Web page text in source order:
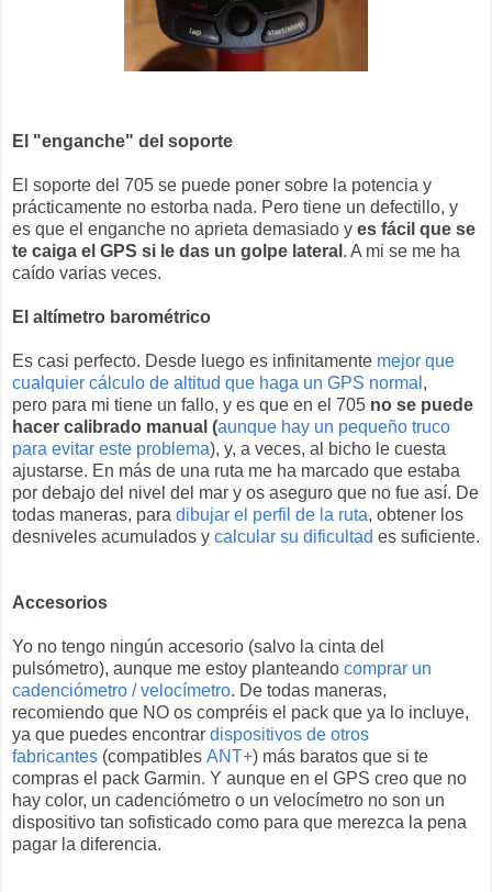
El "enganche" del soporte
El soporte del 705 se puede poner sobre la potencia y
prácticamente no estorba nada. Pero tiene un defectillo, y
es que el enganche no aprieta demasiado y es fácil que se
te caiga el GPS si le das un golpe lateral . A mi se me ha
caído varias veces.
El altímetro barométrico
Es casi perfecto. Desde luego es infinitamente mejor que
cualquier cálculo de altitud que haga un GPS normal ,
pero para mi tiene un fallo, y es que en el 705 no se puede
hacer calibrado manual (aunque hay un pequeño truco
para evitar este problema), y, a veces, al bicho le cuesta
ajustarse. En más de una ruta me ha marcado que estaba
por debajo del nivel del mar y os aseguro que no fue así. De
todas maneras, para dibujar el perfil de la ruta, obtener los
desniveles acumulados y calcular su dificultad es suficiente.
Accesorios
Yo no tengo ningún accesorio (salvo la cinta del
pulsómetro), aunque me estoy planteando comprar un
cadenciómetro / velocímetro. De todas maneras,
recomiendo que NO os compréis el pack que ya lo incluye,
ya que puedes encontrar dispositivos de otros
fabricantes (compatibles ANT+) más baratos que si te
compras el pack Garmin. Y aunque en el GPS creo que no
hay color, un cadenciómetro o un velocímetro no son un
dispositivo tan sofisticado como para que merezca la pena
pagar la diferencia.